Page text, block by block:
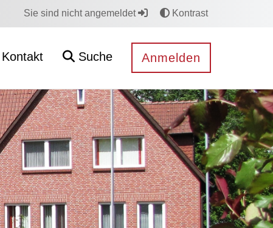
Sie sind nicht angemeldet Kontrast
Kontakt Suche Anmelden